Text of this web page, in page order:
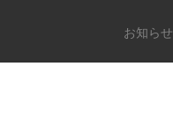
お知らせ